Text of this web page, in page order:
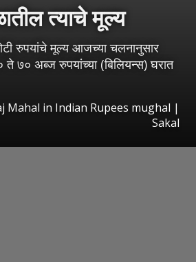
त्याचे मूल्य
रुपयांचे मूल्य आजच्या चलनानुसार
७० अब्ज रुपयांच्या (बिलियन्स) घरात
Mahal in Indian Rupees mughal |
Sakal